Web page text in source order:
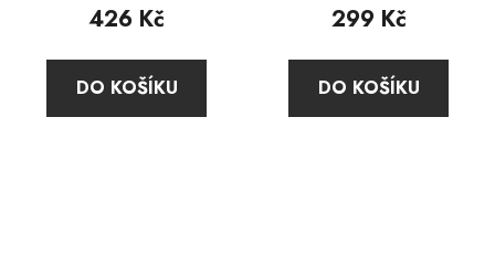
426 Kč
DO KOŠÍKU
299 Kč
DO KOŠÍKU